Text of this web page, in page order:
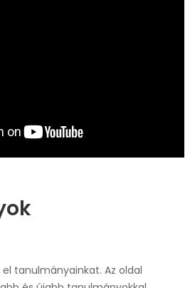
tanulmányainkat. Az oldal